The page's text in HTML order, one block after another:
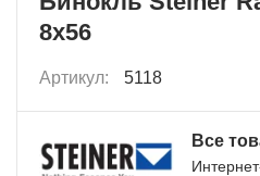
8x56
Артикул: 5118
Все